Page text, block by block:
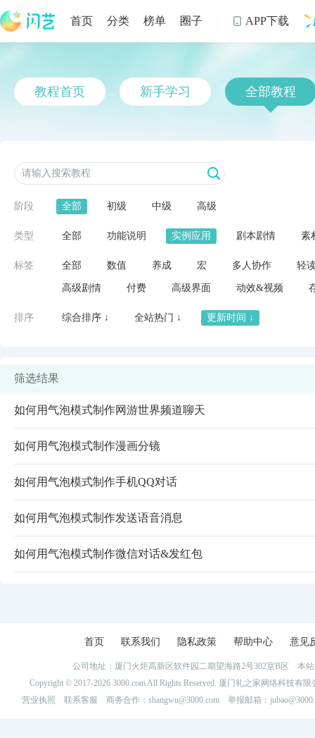
闪艺
首页 分类 榜单 圈子  APP下载
教程首页 新手学习 全部教程
阶段 全部 初级 中级 高级
类型 全部 功能说明 实例应用 剧本剧情 素
标签 全部 数值 养成 宏 多人协作 轻
高级剧情 付费 高级界面 动效&视频
排序 综合排序 ↓ 全站热门 ↓ 更新时间 ↓
筛选结果
如何用气泡模式制作网游世界频道聊天
如何用气泡模式制作漫画分镜
如何用气泡模式制作手机QQ对话
如何用气泡模式制作发送语音消息
如何用气泡模式制作微信对话&发红包
首页 联系我们 隐私政策 帮助中心 意见
公司地址：厦门火炬高新区软件园二期望海路2号302室B区 本
Copyright © 2017-2026 3000.com All Rights Reserved. 厦门礼之家网络科技
营业执照
联系客服 商务合作：shangwu@3000.com 举报邮箱：